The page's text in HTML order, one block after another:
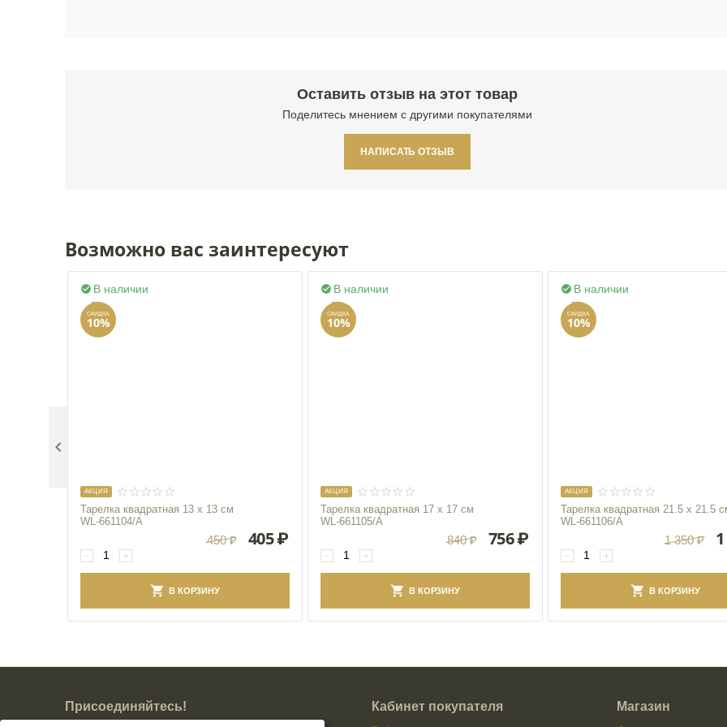
Оставить отзыв на этот товар
Поделитесь мнением с другими покупателями
НАПИСАТЬ ОТЗЫВ
Возможно вас заинтересуют
В наличии

СКИДКА
10%
AКЦИЯ
Тарелка квадратная 13 x 13 см
WL‑661104/A
+
−
450 ₽ 405₽
В КОРЗИНУ
В наличии

СКИДКА
10%
AКЦИЯ
Тарелка квадратная 17 x 17 см
WL‑661105/A
+
−
840 ₽ 756₽
В КОРЗИНУ
В наличии

СКИДКА
10%
AКЦИЯ
Тарелка квадратная 21.5 x 21.5
WL‑661106/A
+
−
1 350 ₽
В КОРЗИНУ

Присоединяйтесь! Кабинет покупателя Магазин